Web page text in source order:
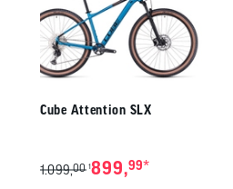
Cube Attention SLX
1.099,00 1899,99*